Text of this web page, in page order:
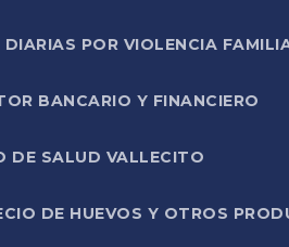
POR VIOLENCIA
BANCARIO Y FINANCIERO
DE SALUD VALLECITO
DE HUEVOS Y OTROS